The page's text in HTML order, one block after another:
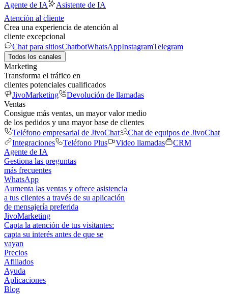
Agente de IA
Asistente de IA
Atención al cliente
Crea una experiencia de atención al
cliente excepcional
Chat para sitiosChatbotWhatsAppInstagramTelegram
Todos los canales
Marketing
Transforma el tráfico en
clientes potenciales cualificados
JivoMarketing
Devolución de llamadas
Ventas
Consigue más ventas, un mayor valor medio
de los pedidos y una mayor base de clientes
Teléfono empresarial de JivoChat
Chat de equipos de JivoChat
Integraciones
Teléfono Plus Video llamadas
CRM
Agente de IA
Gestiona las preguntas
más frecuentes
WhatsApp
Aumenta las ventas y ofrece asistencia
a tus clientes a través de su aplicación
de mensajería preferida
JivoMarketing
Capta la atención de tus visitantes:
capta su interés antes de que se
vayan
Precios
Afiliados
Ayuda
Aplicaciones
Blog